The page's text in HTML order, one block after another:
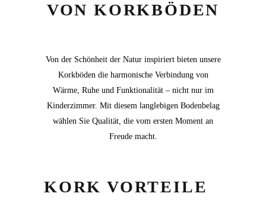
VON KORKBÖDEN
Von der Schönheit der Natur inspiriert bieten unsere
Korkböden die harmonische Verbindung von
Wärme, Ruhe und Funktionalität – nicht nur im
Kinderzimmer. Mit diesem langlebigen Bodenbelag
wählen Sie Qualität, die vom ersten Moment an
Freude macht.
KORK VORTEILE